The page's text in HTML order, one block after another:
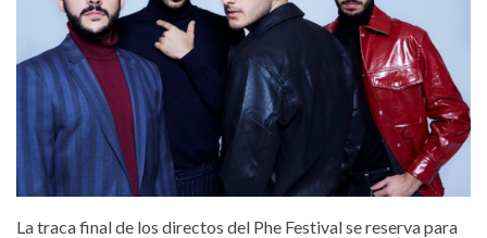
La traca final de los directos del Phe Festival se reserva para